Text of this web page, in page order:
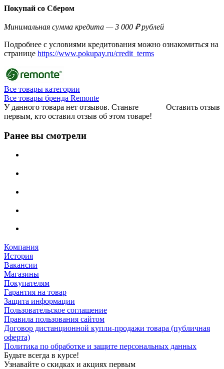
Покупай со Сбером
Минимальная сумма кредита — 3 000 ₽ рублей
Подробнее с условиями кредитования можно ознакомиться на
странице https://www.pokupay.ru/credit_terms
Все товары категории
Все товары бренда Remonte
Оставить отзыв
У данного товара нет отзывов. Станьте
первым, кто оставил отзыв об этом товаре!
Ранее вы смотрели
Компания
История
Вакансии
Магазины
Покупателям
Гарантия на товар
Защита информации
Пользовательское соглашение
Правила пользования сайтом
Договор дистанционной купли-продажи товара (публичная
оферта)
Политика по обработке и защите персональных данных
Будьте всегда в курсе!
Узнавайте о скидках и акциях первым